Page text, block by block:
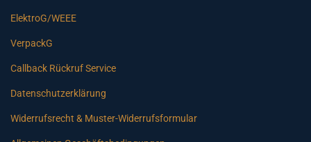
ElektroG/WEEE
VerpackG
Callback Rückruf Service
Datenschutzerklärung
Widerrufsrecht & Muster-Widerrufsformular